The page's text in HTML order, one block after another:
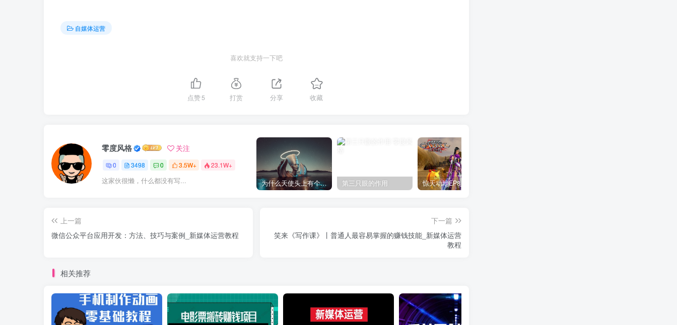
自媒体运营
喜欢就支持一下吧
点赞5 打赏 分享 收藏
零度风格 关注
0 3498 0 3.5W+ 23.1W+
这家伙很懒，什么都没有写... 为什么天使头上有个圈？ 第三只眼的作用
上一篇
微信公众平台应用开发：方法、技巧与案例_新媒体运营教程
下一篇
笑来《写作课》丨普通人最容易掌握的赚钱技能_新媒体运营
教程
相关推荐